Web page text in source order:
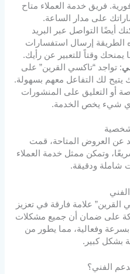
فريق خدمة العملاء متاح
على مدار الساعة.
أيضًا التواصل عبر البريد
الطريقة إرسال استفسارات
وقتاً للتعبير عن رأيك.
: تواجد “تاكسي القرين” على
يتيح لك التفاعل معهم بسهولة.
أو التعليق على المنشورات
شيء يخص الخدمة.
عن العروض المتاحة، قمت
وتمكن ممثل خدمة العملاء
شاملة ودقيقة.
علامة فارقة في تعزيز
على ضمان أن جميع مشكلات
بسرعة وفعالية، مما يطور من
بشكل كبير.
الفني؟